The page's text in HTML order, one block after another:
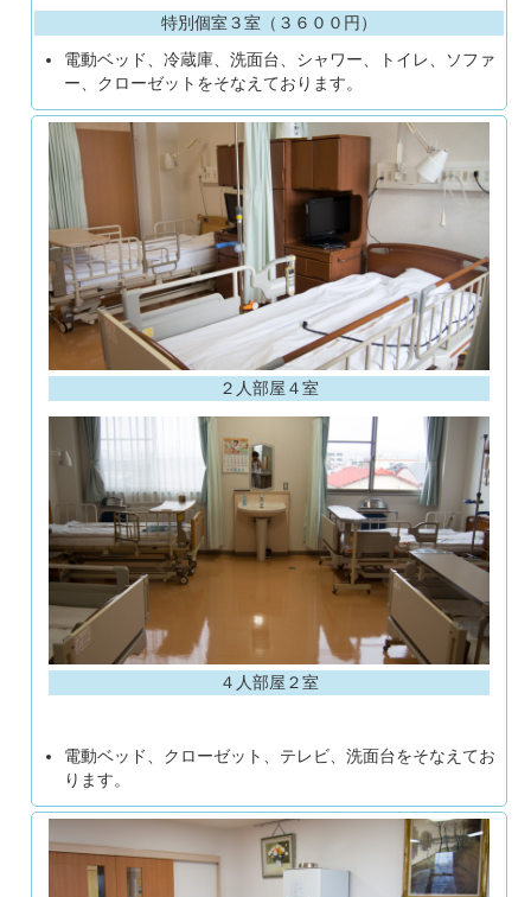
特別個室３室（３６００円）
電動ベッド、冷蔵庫、洗面台、シャワー、トイレ、ソファ
ー、クローゼットをそなえております。
２人部屋４室
４人部屋２室
電動ベッド、クローゼット、テレビ、洗面台をそなえてお
ります。